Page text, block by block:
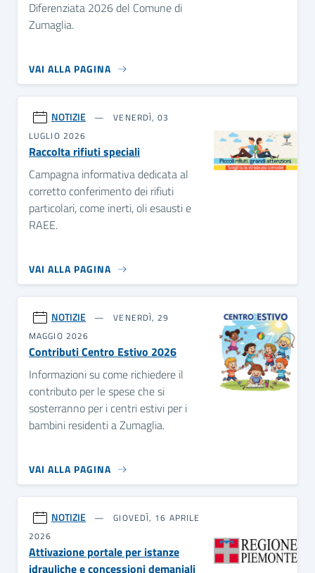
Diferenziata 2026 del Comune di
Zumaglia.
VAI ALLA PAGINA
NOTIZIE
VENERDÌ, 03
LUGLIO 2026
Raccolta rifiuti speciali
Campagna informativa dedicata al
corretto conferimento dei rifiuti
particolari, come inerti, oli esausti e
RAEE.
VAI ALLA PAGINA
NOTIZIE
VENERDÌ, 29
MAGGIO 2026
Contributi Centro Estivo 2026
Informazioni su come richiedere il
contributo per le spese che si
sosterranno per i centri estivi per i
bambini residenti a Zumaglia.
VAI ALLA PAGINA
NOTIZIE
GIOVEDÌ, 16 APRILE
2026
Attivazione portale per istanze
idrauliche e concessioni demaniali